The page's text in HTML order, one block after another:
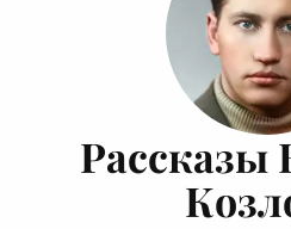
Рассказы